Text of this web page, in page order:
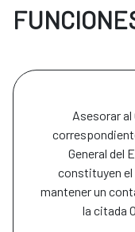
Asesorar al
General del
constituyen el
mantener un
la citada